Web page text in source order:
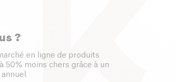
?
en ligne de produits
50% moins chers grâce à un